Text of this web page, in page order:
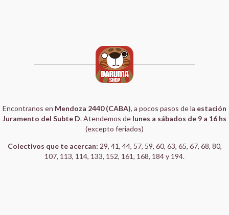
Encontranos en Mendoza 2440 (CABA), a pocos pasos de la estación
Juramento del Subte D. Atendemos de lunes a sábados de 9 a 16 hs
(excepto feriados)
Colectivos que te acercan: 29, 41, 44, 57, 59, 60, 63, 65, 67, 68, 80,
107, 113, 114, 133, 152, 161, 168, 184 y 194.